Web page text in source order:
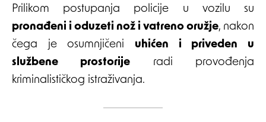
Prilikom postupanja policije u vozilu su
pronađeni i oduzeti nož i vatreno oružje, nakon
čega je osumnjičeni uhićen i priveden u
službene prostorije radi provođenja
kriminalističkog istraživanja.